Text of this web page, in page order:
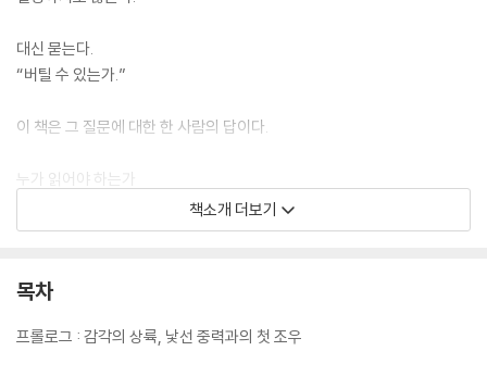
대신 묻는다.
“버틸 수 있는가.”
이 책은 그 질문에 대한 한 사람의 답이다.
누가 읽어야 하는가
여행을 ‘느낌’으로 기억하는 사람: 풍경보다 온도, 소리, 공기의 질감을 더
게 ‘힘든지’ 궁금했던 사람에게 답을 준다.
책소개 더보기
목차
프롤로그 : 감각의 상륙, 낯선 중력과의 첫 조우